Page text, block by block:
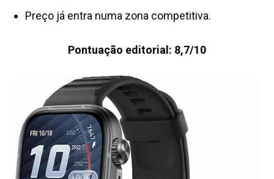
Preço já entra numa zona competitiva.
Pontuação editorial: 8,7/10